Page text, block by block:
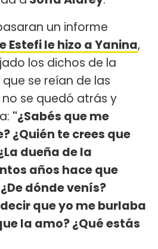
un informe
Estefi le hizo a Yanina,
los dichos de la
se reían de las
no se quedó atrás y
"¿Sabés que me
¿Quién te crees que
dueña de la
años hace que
dónde venís?
que yo me burlaba
la amo? ¿Qué estás